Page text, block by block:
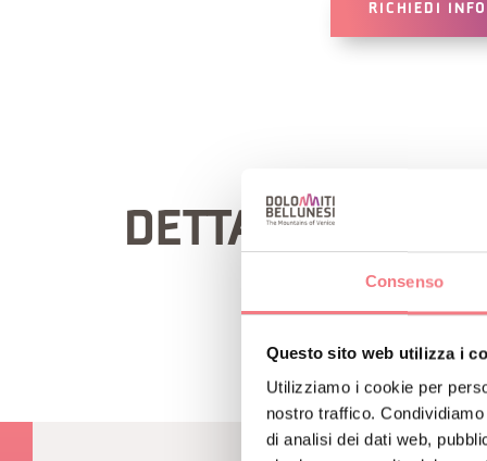
Consenso
Questo sito web utilizza i
Utilizziamo i cookie per
nostro traffico.
di analisi dei dati web,
RICHIEDI
DETTAGLIO